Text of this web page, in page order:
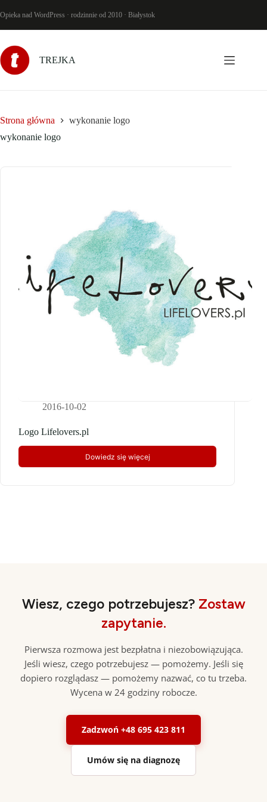
do
Opieka nad WordPress · rodzinnie od 2010 · Białystok
TREJKA
Strona główna
wykonanie logo
wykonanie logo
2016-10-02
Logo Lifelovers.pl
Dowiedz się więcej
Logo
Lifelovers.pl
Wiesz, czego potrzebujesz? Zostaw
zapytanie.
Pierwsza rozmowa jest bezpłatna i niezobowiązująca.
Jeśli wiesz, czego potrzebujesz — pomożemy. Jeśli się
dopiero rozglądasz — pomożemy nazwać, co tu trzeba.
Wycena w 24 godziny robocze.
Zadzwoń +48 695 423 811
Umów się na diagnozę